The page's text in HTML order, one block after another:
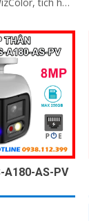
giúp hoạt động
mọi điều kiện
A180-AS-PV